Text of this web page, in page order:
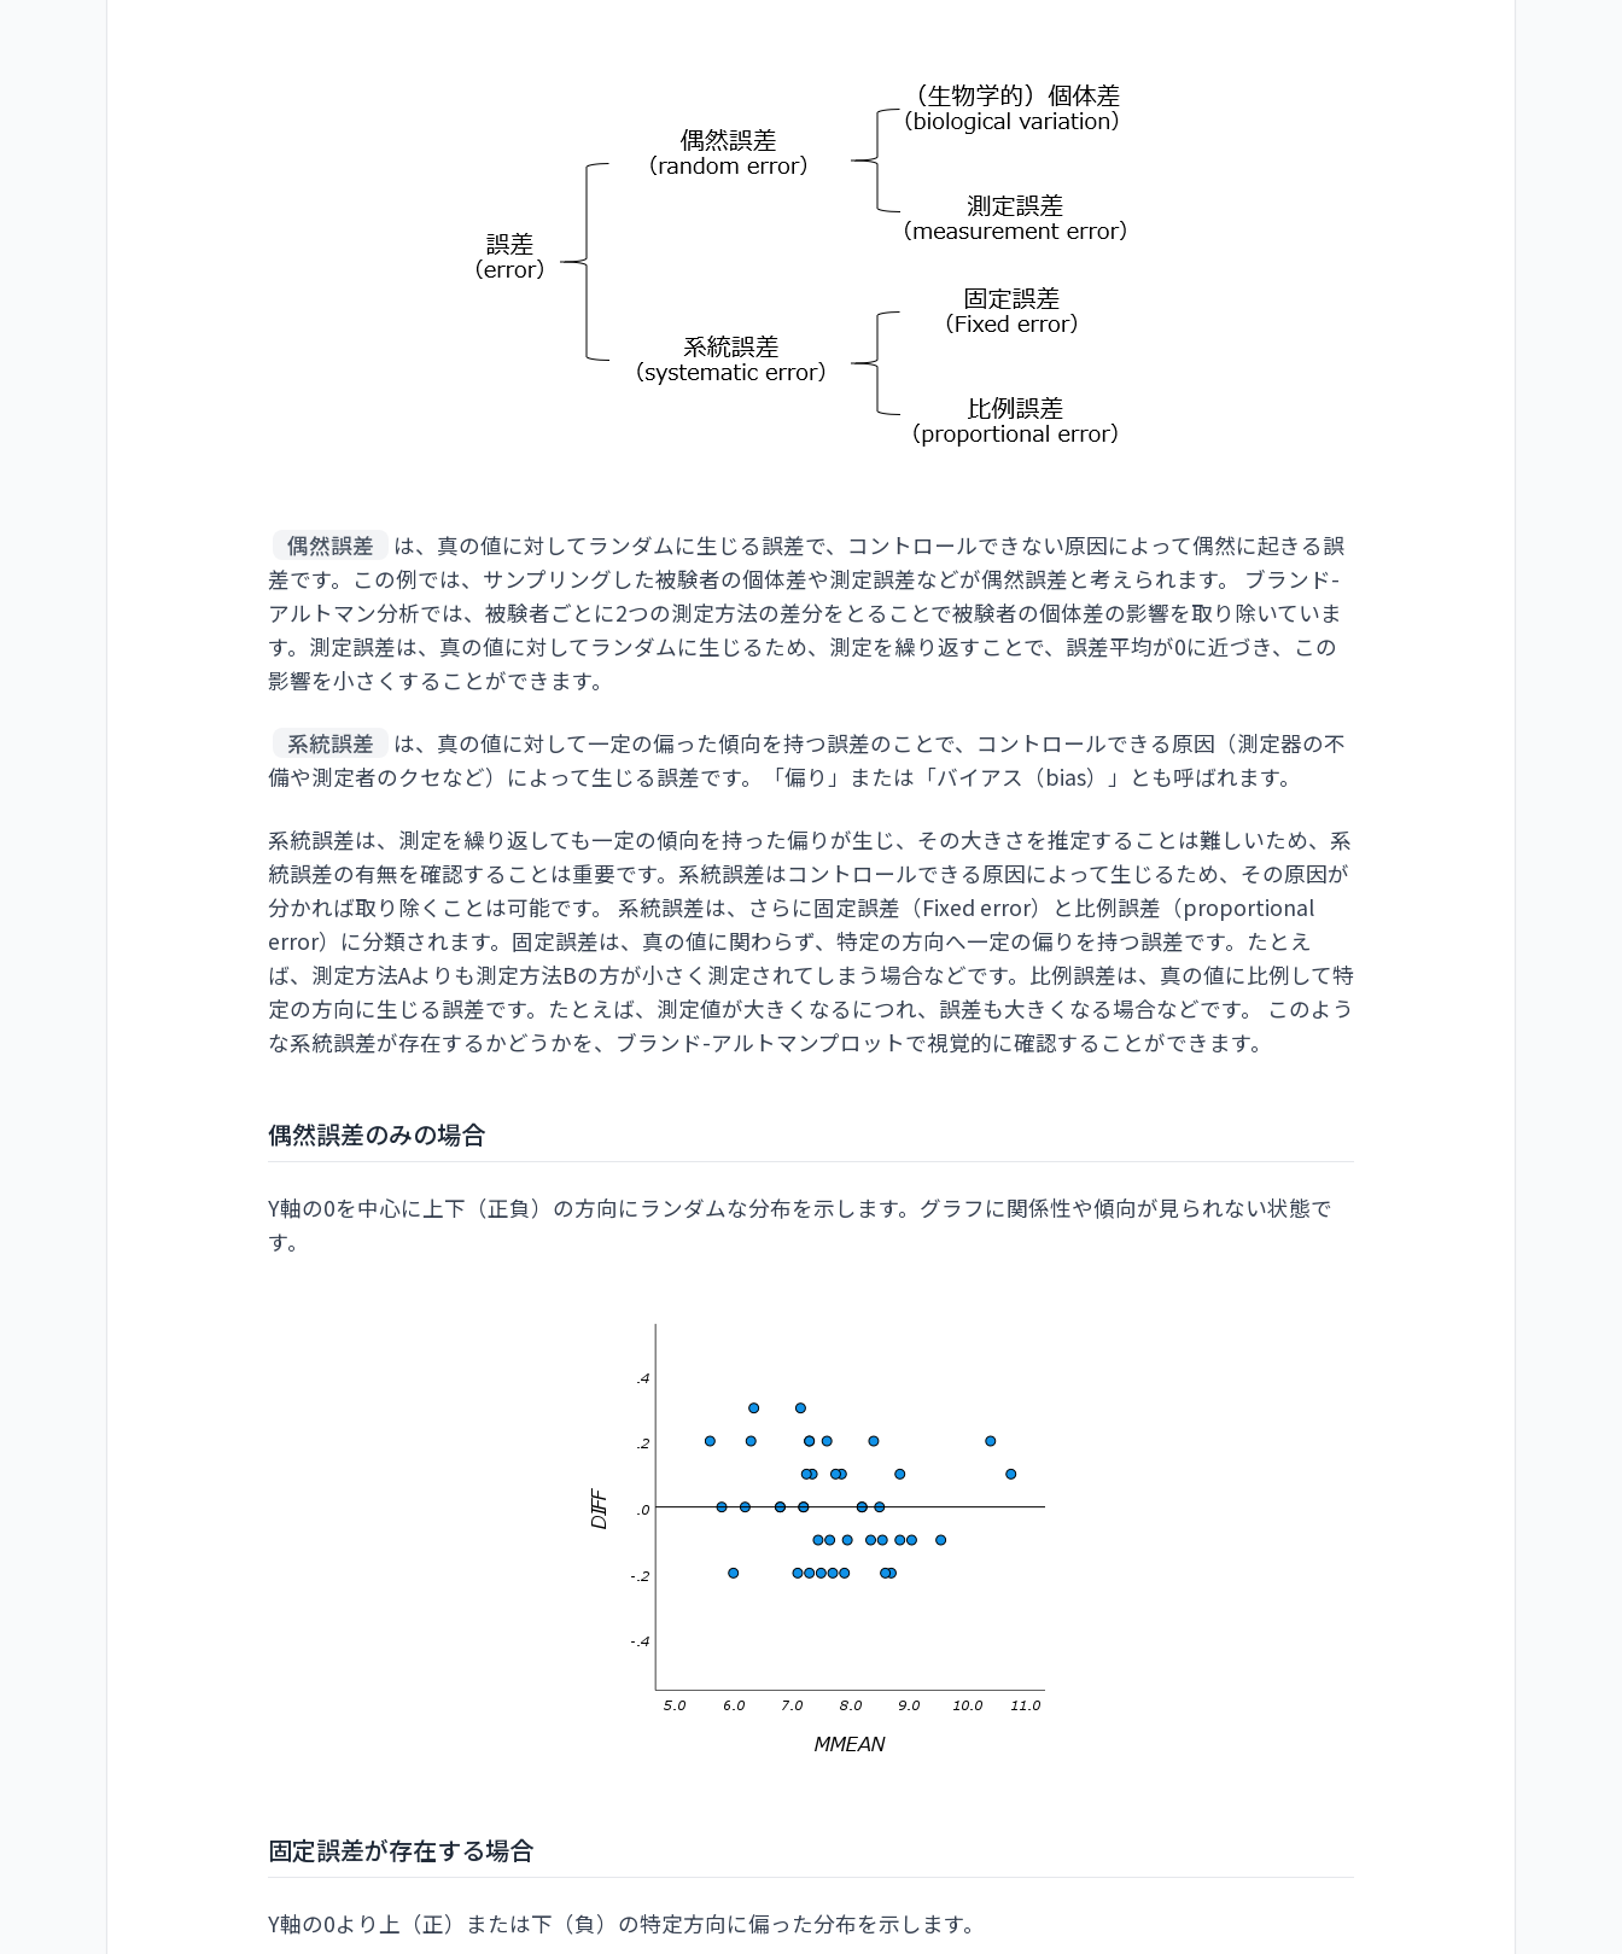
偶然誤差
は、真の値に対してランダムに生じる誤差で、コントロールできない原因によって偶然に起きる誤
差です。この例では、サンプリングした被験者の個体差や測定誤差などが偶然誤差と考えられます。 ブランド-
アルトマン分析では、被験者ごとに2つの測定方法の差分をとることで被験者の個体差の影響を取り除いていま
す。測定誤差は、真の値に対してランダムに生じるため、測定を繰り返すことで、誤差平均が0に近づき、この
影響を小さくすることができます。
系統誤差
は、真の値に対して一定の偏った傾向を持つ誤差のことで、コントロールできる原因（測定器の不
備や測定者のクセなど）によって生じる誤差です。「偏り」または「バイアス（bias）」とも呼ばれます。
系統誤差は、測定を繰り返しても一定の傾向を持った偏りが生じ、その大きさを推定することは難しいため、系
統誤差の有無を確認することは重要です。系統誤差はコントロールできる原因によって生じるため、その原因が
分かれば取り除くことは可能です。 系統誤差は、さらに固定誤差（Fixed error）と比例誤差（proportional
error）に分類されます。固定誤差は、真の値に関わらず、特定の方向へ一定の偏りを持つ誤差です。たとえ
ば、測定方法Aよりも測定方法Bの方が小さく測定されてしまう場合などです。比例誤差は、真の値に比例して特
定の方向に生じる誤差です。たとえば、測定値が大きくなるにつれ、誤差も大きくなる場合などです。 このよう
な系統誤差が存在するかどうかを、ブランド-アルトマンプロットで視覚的に確認することができます。
偶然誤差のみの場合
Y軸の0を中心に上下（正負）の方向にランダムな分布を示します。グラフに関係性や傾向が見られない状態で
す。
固定誤差が存在する場合
Y軸の0より上（正）または下（負）の特定方向に偏った分布を示します。